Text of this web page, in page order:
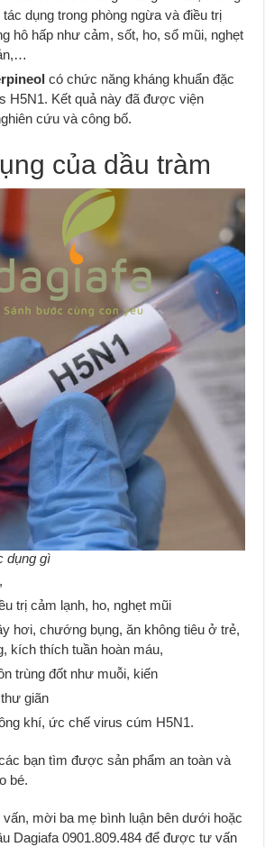
dụng trong phòng ngừa và điều trị
hô hấp như cảm, sốt, ho, sổ mũi, nghẹt
có chức năng kháng khuẩn đặc
H5N1. Kết quả này đã được viện
cứu và công bố.
của dầu tràm
dụng gì
trị cảm lạnh, ho, nghẹt mũi
hơi, chướng bụng, ăn không tiêu ở trẻ,
kích thích tuần hoàn máu,
trùng đốt như muỗi, kiến
giãn
khí, ức chế virus cúm H5N1.
bạn tìm được sản phẩm an toàn và
bé.
mời ba mẹ bình luận bên dưới hoặc
Dagiafa 0901.809.484 để được tư vấn